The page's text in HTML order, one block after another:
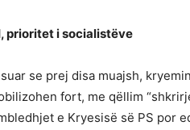
prioritet i socialistëve
se prej disa muajsh,
fort, me qëllim
e Kryesisë së PS por